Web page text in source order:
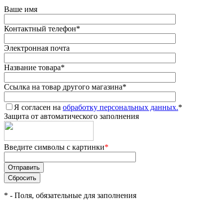
Ваше имя
Контактный телефон*
Электронная почта
Название товара*
Ссылка на товар другого магазина*
Я согласен на обработку персональных данных.*
Защита от автоматического заполнения
Введите символы с картинки*
* - Поля, обязательные для заполнения